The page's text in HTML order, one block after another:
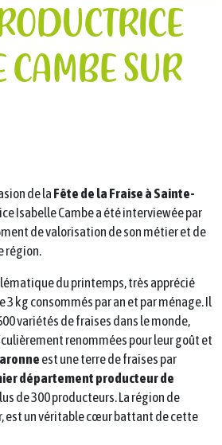
CAMBE SUR
de la Fête de la Fraise à Sainte-
Isabelle Cambe a été interviewée par
de valorisation de son métier et de
région.
du printemps, très apprécié
3 kg consommés par an et par ménage. Il
variétés de fraises dans le monde,
renommées pour leur goût et
est une terre de fraises par
département producteur de
de 300 producteurs. La région de
est un véritable cœur battant de cette